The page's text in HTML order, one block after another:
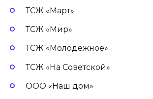
ТСЖ «Март»
ТСЖ «Мир»
ТСЖ «Молодежное»
ТСЖ «На Советской»
ООО «Наш дом»